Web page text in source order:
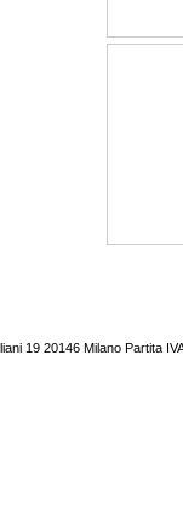
19 20146 Milano Partita